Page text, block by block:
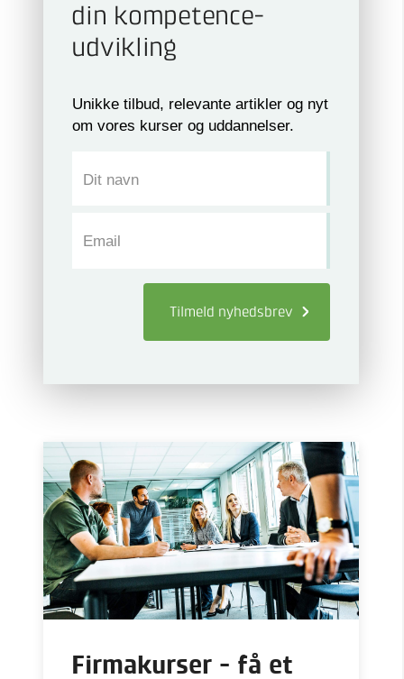
din kompetence­
udvikling
Unikke tilbud, relevante artikler og nyt
om vores kurser og uddannelser.
Dit navn
Email
Tilmeld nyhedsbrev
Firmakurser - få et